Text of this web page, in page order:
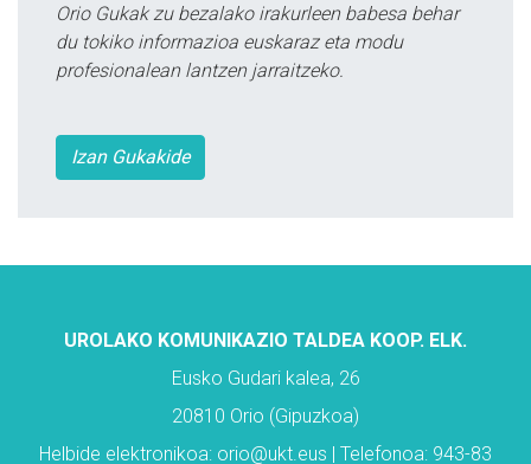
Orio Gukak zu bezalako irakurleen babesa behar
du tokiko informazioa euskaraz eta modu
profesionalean lantzen jarraitzeko.
Izan Gukakide
UROLAKO KOMUNIKAZIO TALDEA KOOP. ELK.
Eusko Gudari kalea, 26
20810 Orio (Gipuzkoa)
Helbide elektronikoa: orio@ukt.eus | Telefonoa: 943-83